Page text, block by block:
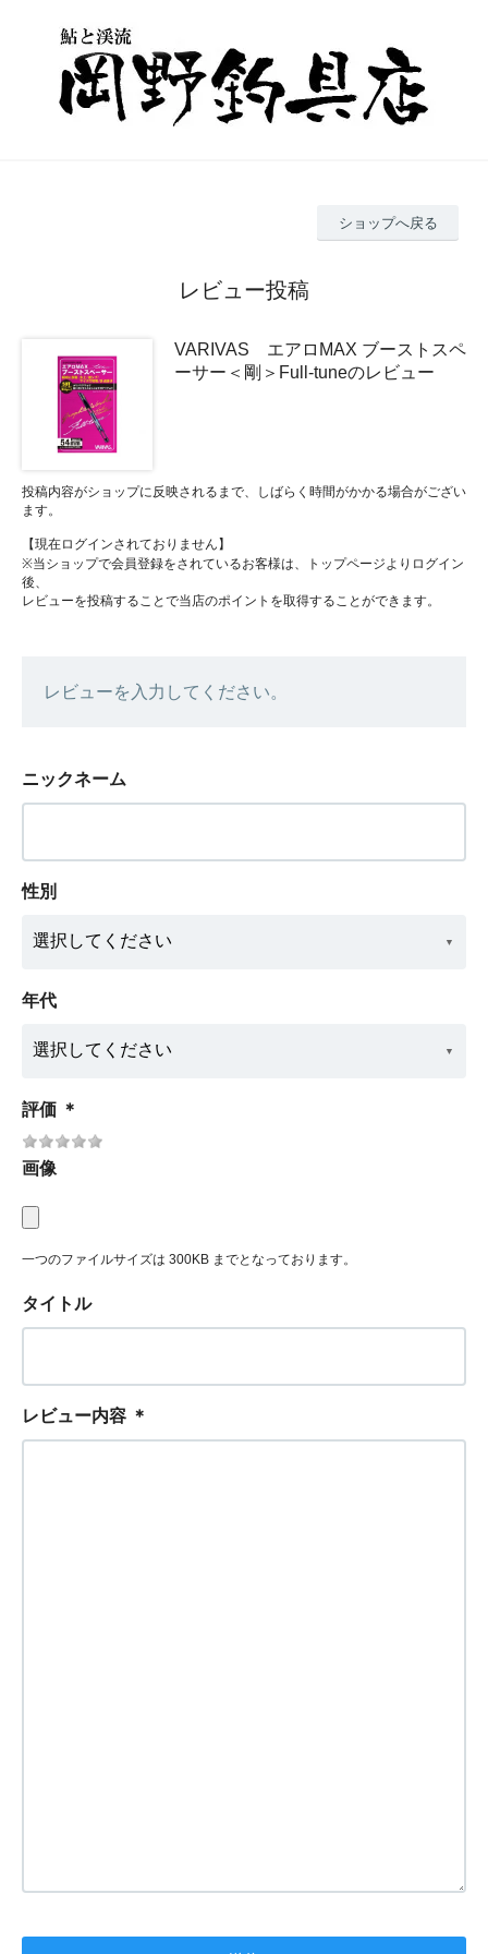
ショップへ戻る
レビュー投稿
VARIVAS エアロMAX ブーストスペ
ーサー＜剛＞Full-tuneのレビュー
投稿内容がショップに反映されるまで、しばらく時間がかかる場合がござい
ます。
【現在ログインされておりません】
※当ショップで会員登録をされているお客様は、トップページよりログイン
後、
レビューを投稿することで当店のポイントを取得することができます。
レビューを入力してください。
ニックネーム
性別
年代
評価 ＊
画像
一つのファイルサイズは 300KB までとなっております。
タイトル
レビュー内容 ＊